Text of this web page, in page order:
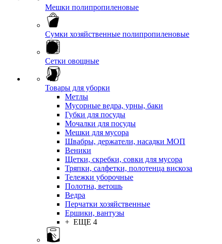
Мешки полипропиленовые
Сумки хозяйственные полипропиленовые
Сетки овощные
Товары для уборки
Метлы
Мусорные ведра, урны, баки
Губки для посуды
Мочалки для посуды
Мешки для мусора
Швабры, держатели, насадки МОП
Веники
Щетки, скребки, совки для мусора
Тряпки, салфетки, полотенца вискоза
Тележки уборочные
Полотна, ветошь
Ведра
Перчатки хозяйственные
Ершики, вантузы
+ ЕЩЕ 4